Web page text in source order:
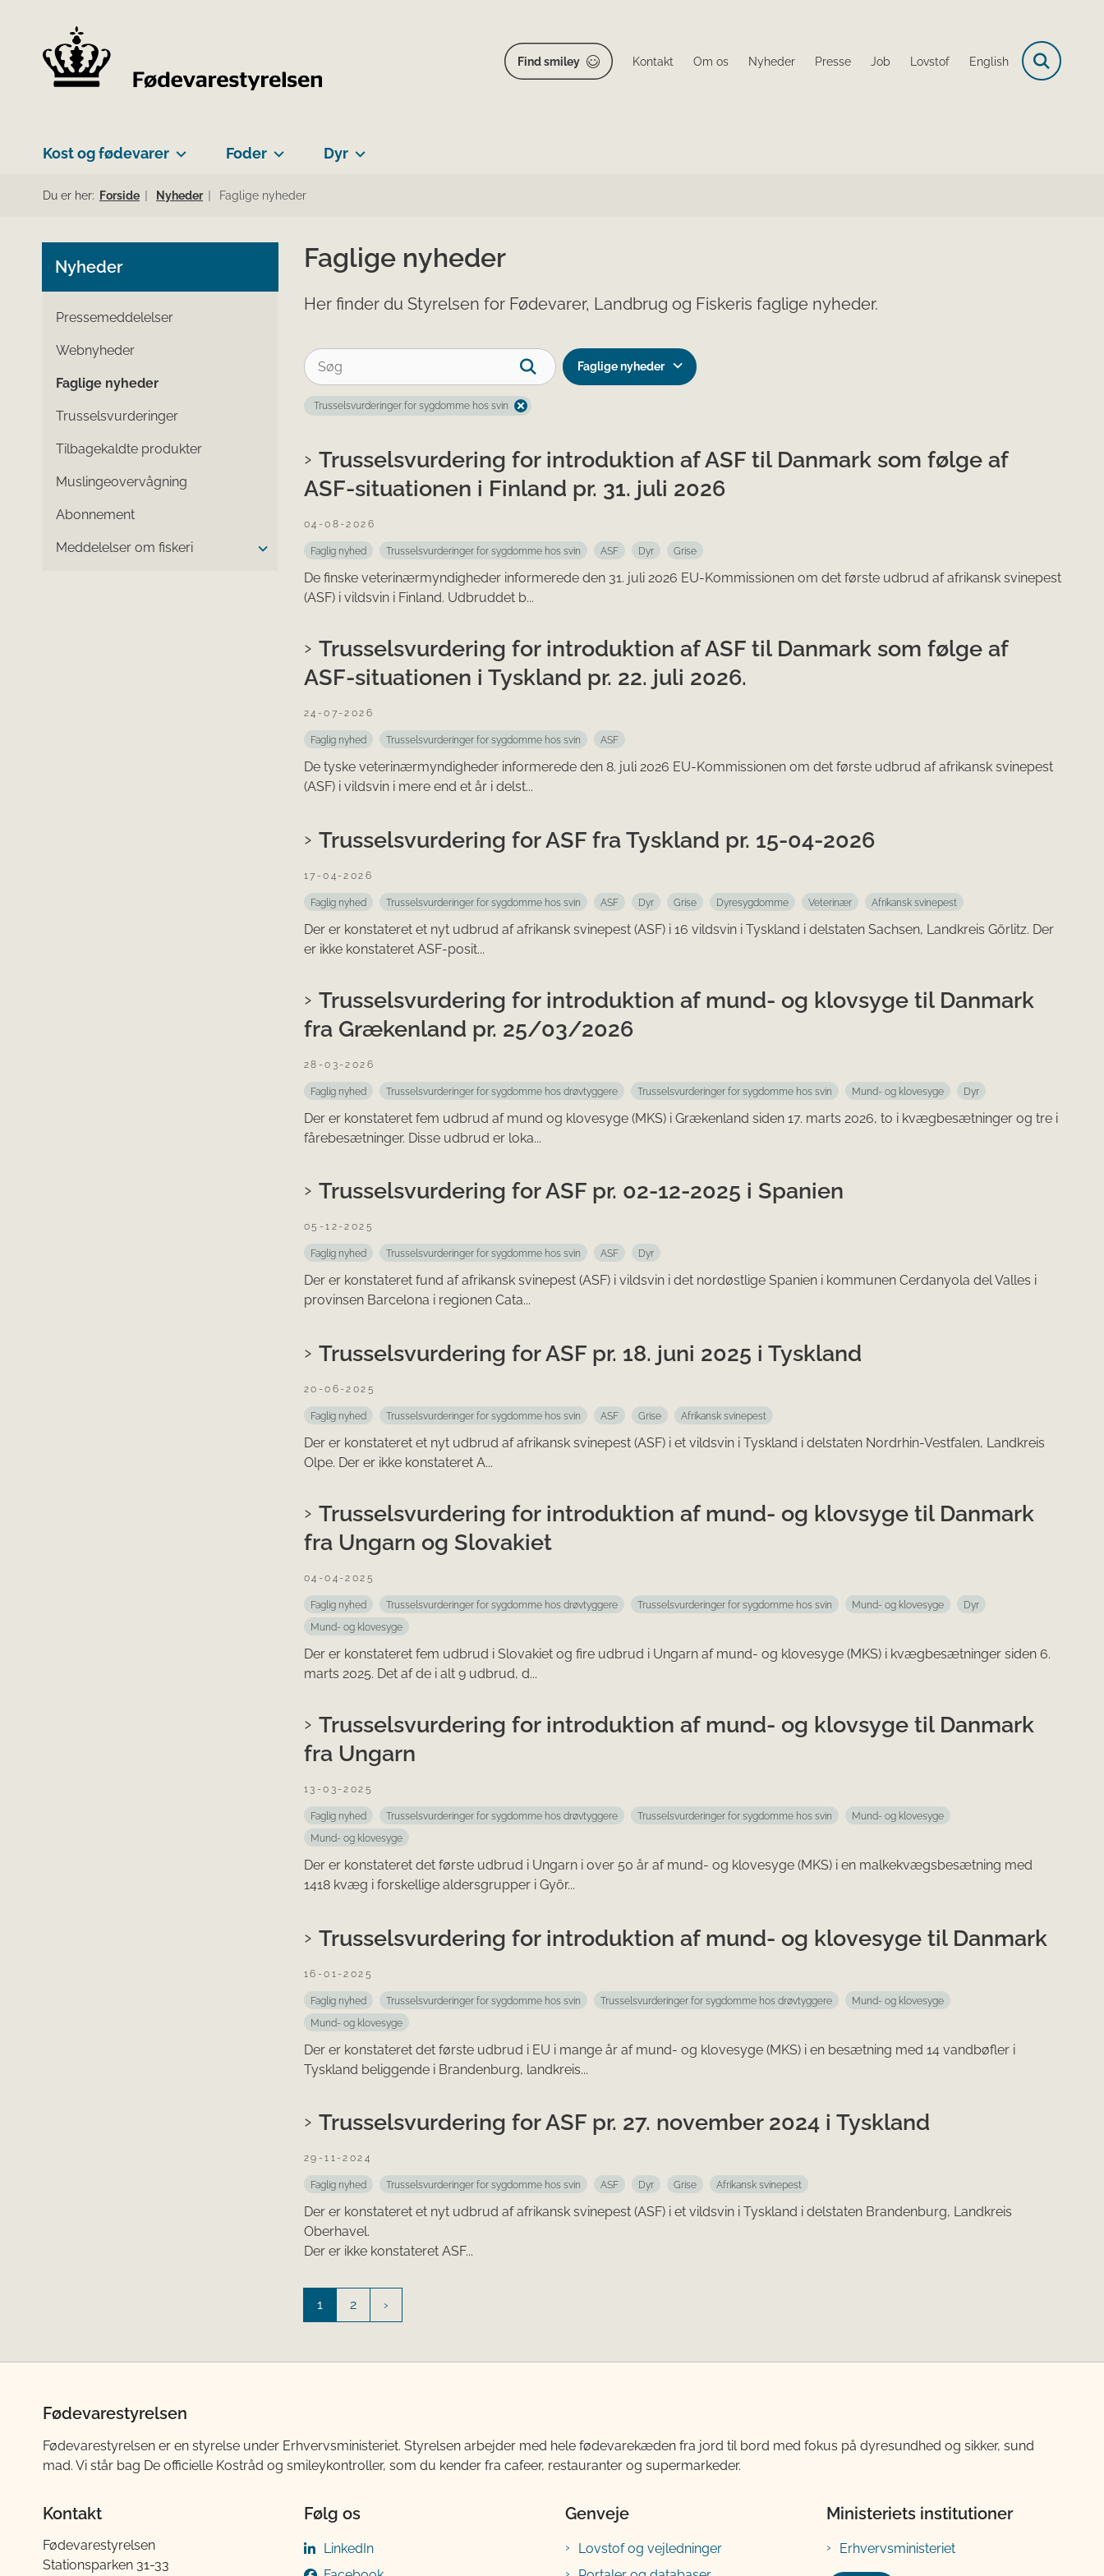
Find smiley Kontakt Om os Nyheder Presse Job Lovstof English
Kost og fødevarer Foder Dyr
Du er her: Forside Nyheder Faglige nyheder
Nyheder
Pressemeddelelser
Webnyheder
Faglige nyheder
Trusselsvurderinger
Tilbagekaldte produkter
Muslingeovervågning
Abonnement
Meddelelser om fiskeri
Faglige nyheder
Her finder du Styrelsen for Fødevarer, Landbrug og Fiskeris faglige nyheder.
Faglige nyheder
Trusselsvurderinger for sygdomme hos svin
Trusselsvurdering for introduktion af ASF til Danmark som følge af
ASF-situationen i Finland pr. 31. juli 2026
04-08-2026
Faglig nyhed Trusselsvurderinger for sygdomme hos svin ASF Dyr Grise
De finske veterinærmyndigheder informerede den 31. juli 2026 EU-Kommissionen om det første udbrud af afrikansk svinepest
(ASF) i vildsvin i Finland. Udbruddet b...
Trusselsvurdering for introduktion af ASF til Danmark som følge af
ASF-situationen i Tyskland pr. 22. juli 2026.
24-07-2026
Faglig nyhed Trusselsvurderinger for sygdomme hos svin ASF
De tyske veterinærmyndigheder informerede den 8. juli 2026 EU-Kommissionen om det første udbrud af afrikansk svinepest
(ASF) i vildsvin i mere end et år i delst...
Trusselsvurdering for ASF fra Tyskland pr. 15-04-2026
17-04-2026
Faglig nyhed Trusselsvurderinger for sygdomme hos svin ASF Dyr Grise Dyresygdomme Veterinær Afrikansk svinepest
Der er konstateret et nyt udbrud af afrikansk svinepest (ASF) i 16 vildsvin i Tyskland i delstaten Sachsen, Landkreis Görlitz. Der
er ikke konstateret ASF-posit...
Trusselsvurdering for introduktion af mund- og klovsyge til Danmark
fra Grækenland pr. 25/03/2026
28-03-2026
Faglig nyhed Trusselsvurderinger for sygdomme hos drøvtyggere Trusselsvurderinger for sygdomme hos svin Mund- og klovesyge Dyr
Der er konstateret fem udbrud af mund og klovesyge (MKS) i Grækenland siden 17. marts 2026, to i kvægbesætninger og tre i
fårebesætninger. Disse udbrud er loka...
Trusselsvurdering for ASF pr. 02-12-2025 i Spanien
05-12-2025
Faglig nyhed Trusselsvurderinger for sygdomme hos svin ASF Dyr
Der er konstateret fund af afrikansk svinepest (ASF) i vildsvin i det nordøstlige Spanien i kommunen Cerdanyola del Valles i
provinsen Barcelona i regionen Cata...
Trusselsvurdering for ASF pr. 18. juni 2025 i Tyskland
20-06-2025
Faglig nyhed Trusselsvurderinger for sygdomme hos svin ASF Grise Afrikansk svinepest
Der er konstateret et nyt udbrud af afrikansk svinepest (ASF) i et vildsvin i Tyskland i delstaten Nordrhin-Vestfalen, Landkreis
Olpe. Der er ikke konstateret A...
Trusselsvurdering for introduktion af mund- og klovsyge til Danmark
fra Ungarn og Slovakiet
04-04-2025
Faglig nyhed Trusselsvurderinger for sygdomme hos drøvtyggere Trusselsvurderinger for sygdomme hos svin Mund- og klovesyge
Dyr
Mund- og klovesyge
Der er konstateret fem udbrud i Slovakiet og fire udbrud i Ungarn af mund- og klovesyge (MKS) i kvægbesætninger siden 6.
marts 2025. Det af de i alt 9 udbrud, d...
Trusselsvurdering for introduktion af mund- og klovsyge til Danmark
fra Ungarn
13-03-2025
Faglig nyhed Trusselsvurderinger for sygdomme hos drøvtyggere Trusselsvurderinger for sygdomme hos svin
Mund- og klovesyge
Mund- og klovesyge
Der er konstateret det første udbrud i Ungarn i over 50 år af mund- og klovesyge (MKS) i en malkekvægsbesætning med
1418 kvæg i forskellige aldersgrupper i Györ...
Trusselsvurdering for introduktion af mund- og klovesyge til Danmark
16-01-2025
Faglig nyhed Trusselsvurderinger for sygdomme hos svin Trusselsvurderinger for sygdomme hos drøvtyggere
Mund- og klovesyge
Mund- og klovesyge
Der er konstateret det første udbrud i EU i mange år af mund- og klovesyge (MKS) i en besætning med 14 vandbøfler i
Tyskland beliggende i Brandenburg, landkreis...
Trusselsvurdering for ASF pr. 27. november 2024 i Tyskland
29-11-2024
Faglig nyhed Trusselsvurderinger for sygdomme hos svin ASF Dyr Grise Afrikansk svinepest
Der er konstateret et nyt udbrud af afrikansk svinepest (ASF) i et vildsvin i Tyskland i delstaten Brandenburg, Landkreis
Oberhavel.
Der er ikke konstateret ASF...
1 2
Fødevarestyrelsen
Fødevarestyrelsen er en styrelse under Erhvervsministeriet. Styrelsen arbejder med hele fødevarekæden fra jord til bord med fokus på dyresundhed og sikker, sund
mad. Vi står bag De officielle Kostråd og smileykontroller, som du kender fra cafeer, restauranter og supermarkeder.
Kontakt
Fødevarestyrelsen
Stationsparken 31-33
Følg os
LinkedIn
Genveje
Lovstof og vejledninger
Ministeriets institutioner
Erhvervsministeriet